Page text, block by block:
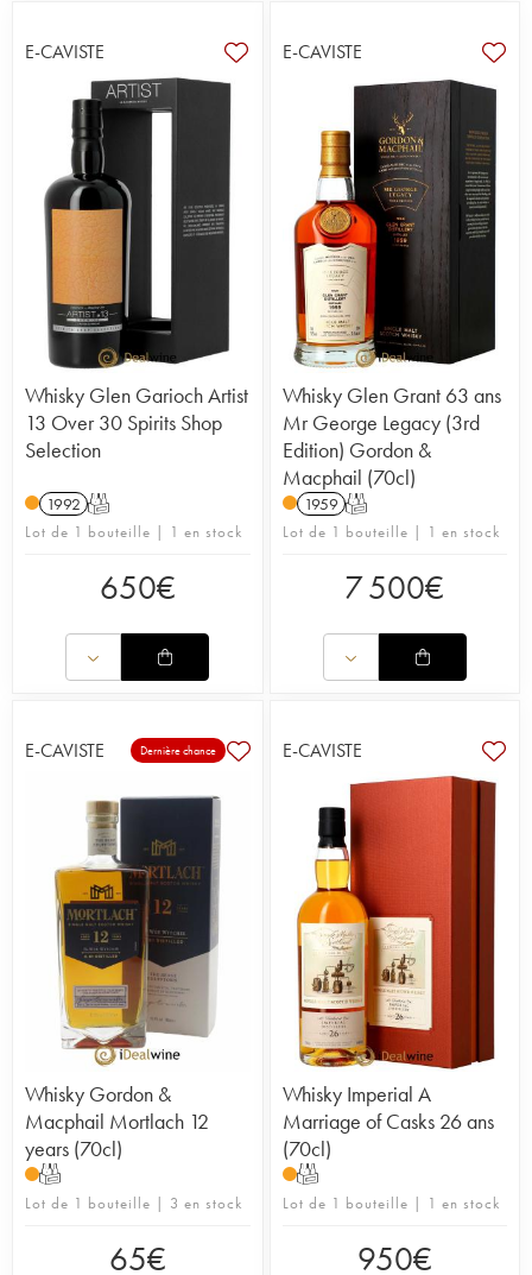
E-CAVISTE
Whisky Glen Garioch Artist
13 Over 30 Spirits Shop
Selection
1992 T
Lot de 1 bouteille | 1 en stock
650€
E-CAVISTE
Whisky Glen Grant 63 ans
Mr George Legacy (3rd
Edition) Gordon &
Macphail (70cl)
1959 T
Lot de 1 bouteille | 1 en stock
7 500€
E-CAVISTE Dernière chance
Whisky Gordon &
Macphail Mortlach 12
years (70cl)
T
Lot de 1 bouteille | 3 en stock
65€
E-CAVISTE
Whisky Imperial A
Marriage of Casks 26 ans
(70cl)
T
Lot de 1 bouteille | 1 en stock
950€